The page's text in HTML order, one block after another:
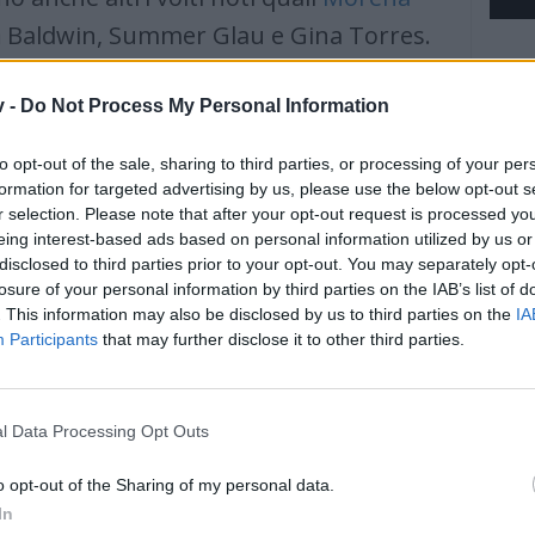
- Do Not Process My Personal Information
opt-out of the sale, sharing to third parties, or processing of your
for targeted advertising by us, please use the below opt-out
selection. Please note that after your opt-out request is processed
interest-based ads based on personal information utilized by us
to third parties prior to your opt-out. You may separately
of your personal information by third parties on the IAB’s list of
This information may also be disclosed by us to third parties on the
Participants that may further disclose it to other third parties.
Data Processing Opt Outs
opt-out of the Sharing of my personal data.
Summer Glau e Gina Torres.
e Almost Human, promesse
che molto spesso soffre di
i suoi rappresentanti troviamo
Fox prodotto daJ.J. Abrams(Lost) con
Neill e Jorge Garcia. Nella serie tv la
è impegnata ad indagare su una
nota prigione di Alcatraz. Gli ex-